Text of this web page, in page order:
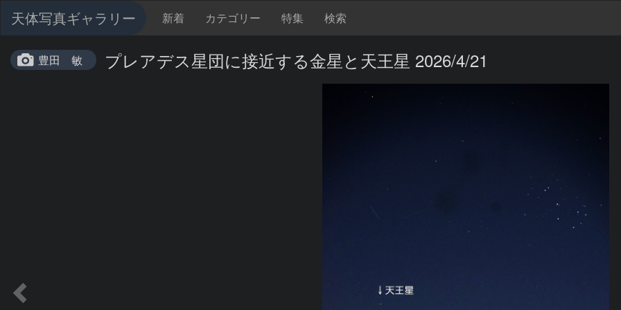
天体写真ギャラリー 新着 カテゴリー 特集 検索
豊田 敏 プレアデス星団に接近する金星と天王星 2026/4/21